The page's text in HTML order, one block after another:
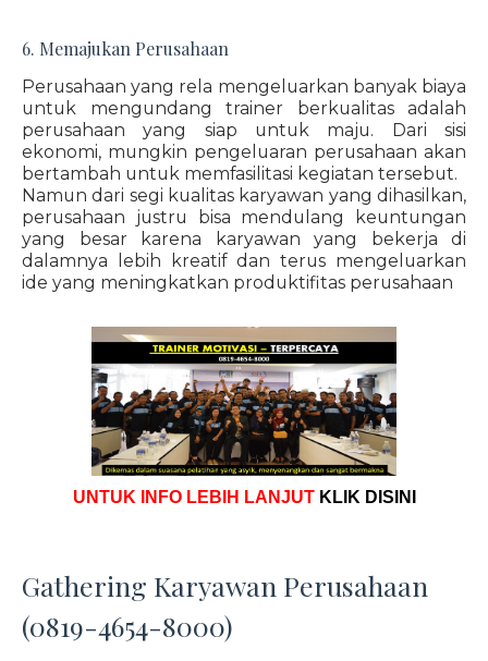
6. Memajukan Perusahaan
Perusahaan yang rela mengeluarkan banyak biaya
untuk mengundang trainer berkualitas adalah
perusahaan yang siap untuk maju. Dari sisi
ekonomi, mungkin pengeluaran perusahaan akan
bertambah untuk memfasilitasi kegiatan tersebut.
Namun dari segi kualitas karyawan yang dihasilkan,
perusahaan justru bisa mendulang keuntungan
yang besar karena karyawan yang bekerja di
dalamnya lebih kreatif dan terus mengeluarkan
ide yang meningkatkan produktifitas perusahaan
UNTUK INFO LEBIH LANJUT KLIK DISINI
Gathering Karyawan Perusahaan
(0819-4654-8000)